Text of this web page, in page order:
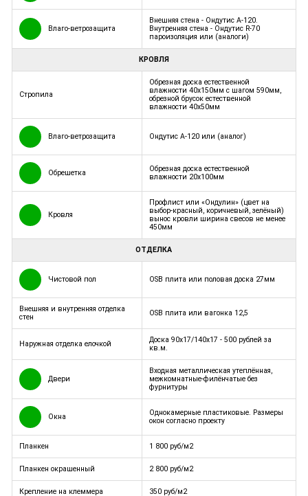
Влаго-ветрозащита
Внешняя стена - Ондутис А-120.
Внутренняя стена - Ондутис R-70
пароизоляция или (аналоги)
КРОВЛЯ
Стропила
Обрезная доска естественной
влажности 40х150мм с шагом 590мм,
обрезной брусок естественной
влажности 40х50мм
Влаго-ветрозащита Ондутис А-120 или (аналог)
Обрешетка
Обрезная доска естественной
влажности 20х100мм
Кровля
Профлист или «Ондулин» (цвет на
выбор-красный, коричневый, зелёный)
вынос кровли ширина свесов не менее
450мм
ОТДЕЛКА
Чистовой пол OSB плита или половая доска 27мм
Внешняя и внутренняя отделка
стен
OSB плита или вагонка 12,5
Наружная отделка елочкой
Доска 90x17/140x17 - 500 рублей за
кв.м.
Двери
Входная металлическая утеплённая,
межкомнатные-филёнчатые без
фурнитуры
Окна
Однокамерные пластиковые. Размеры
окон согласно проекту
Планкен 1 800 руб/м2
Планкен окрашенный 2 800 руб/м2
Крепление на клеммера 350 руб/м2